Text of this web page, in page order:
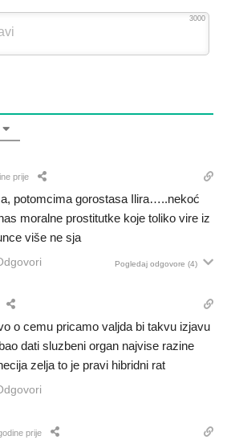
3000
prije
potomcima gorostasa Ilira…..nekoć
moralne prostitutke koje toliko vire iz
više ne sja
Pogledaj odgovore (4)
o cemu pricamo valjda bi takvu izjavu
dati sluzbeni organ najvise razine
zelja to je pravi hibridni rat
prije